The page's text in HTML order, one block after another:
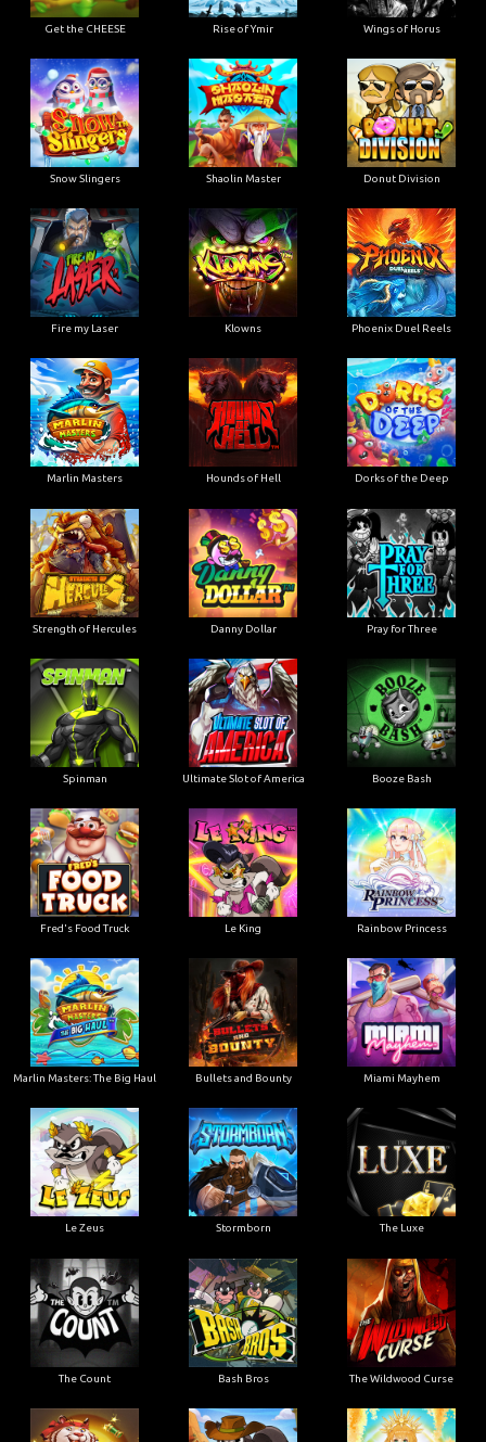
Get the CHEESE Rise of Ymir Wings of Horus
Snow Slingers Shaolin Master Donut Division
Fire my Laser Klowns Phoenix Duel Reels
Marlin Masters Hounds of Hell Dorks of the Deep
Strength of Hercules Danny Dollar Pray for Three
Spinman Ultimate Slot of America Booze Bash
Fred's Food Truck Le King Rainbow Princess
Marlin Masters: The Big Haul Bullets and Bounty Miami Mayhem
Le Zeus Stormborn The Luxe
The Count Bash Bros The Wildwood Curse